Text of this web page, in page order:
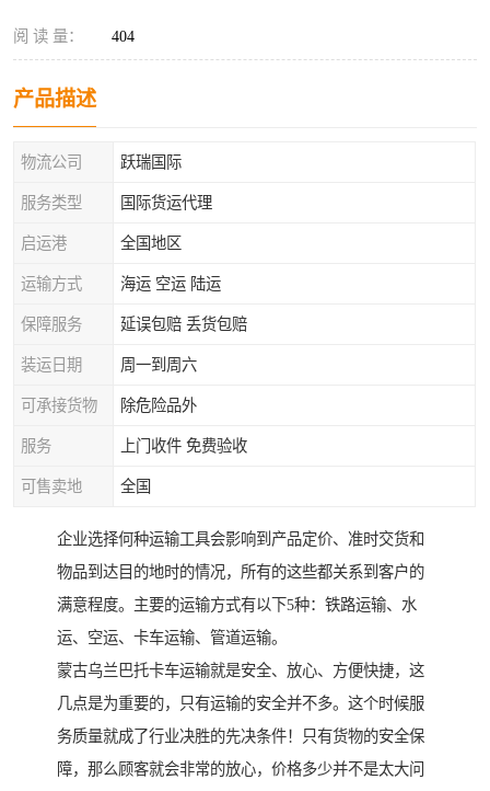
阅 读 量： 404
产品描述
物流公司 跃瑞国际
服务类型 国际货运代理
启运港 全国地区
运输方式 海运 空运 陆运
保障服务 延误包赔 丢货包赔
装运日期 周一到周六
可承接货物 除危险品外
服务 上门收件 免费验收
可售卖地 全国
企业选择何种运输工具会影响到产品定价、准时交货和
物品到达目的地时的情况，所有的这些都关系到客户的
满意程度。主要的运输方式有以下5种：铁路运输、水
运、空运、卡车运输、管道运输。
蒙古乌兰巴托卡车运输就是安全、放心、方便快捷，这
几点是为重要的，只有运输的安全并不多。这个时候服
务质量就成了行业决胜的先决条件！只有货物的安全保
障，那么顾客就会非常的放心，价格多少并不是太大问